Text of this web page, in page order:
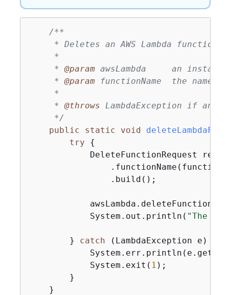
/**
     * Deletes an AWS Lambda function.
     *
     *
@param awsLambda     an
     *
@param functionName  the name
     *
     *
@throws LambdaException if an
     */
public
static void
try
{
DeleteFunctionRequest
                .build();
            System.out.println(
"The "
        }
catch (LambdaException e)
            System.exit(
1 );
        }
    }